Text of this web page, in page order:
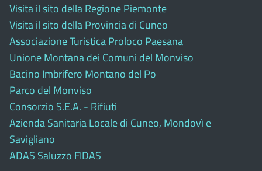
Visita il sito della Regione Piemonte
Visita il sito della Provincia di Cuneo
Associazione Turistica Proloco Paesana
Unione Montana dei Comuni del Monviso
Bacino Imbrifero Montano del Po
Parco del Monviso
Consorzio S.E.A. - Rifiuti
Azienda Sanitaria Locale di Cuneo, Mondovì e
Savigliano
ADAS Saluzzo FIDAS